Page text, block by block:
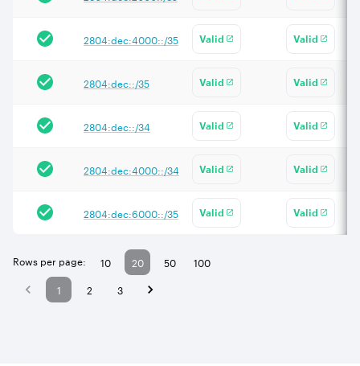
2804:dec:4000::/35 Valid Valid
2804:dec::/35 Valid Valid
2804:dec::/34 Valid Valid
2804:dec:4000::/34 Valid Valid
2804:dec:6000::/35 Valid Valid
Rows per page: 10 20 50
100
1
2 3